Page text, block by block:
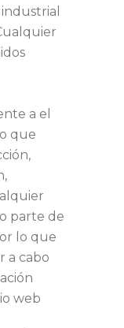
a el
que
parte de
lo que
a cabo
web